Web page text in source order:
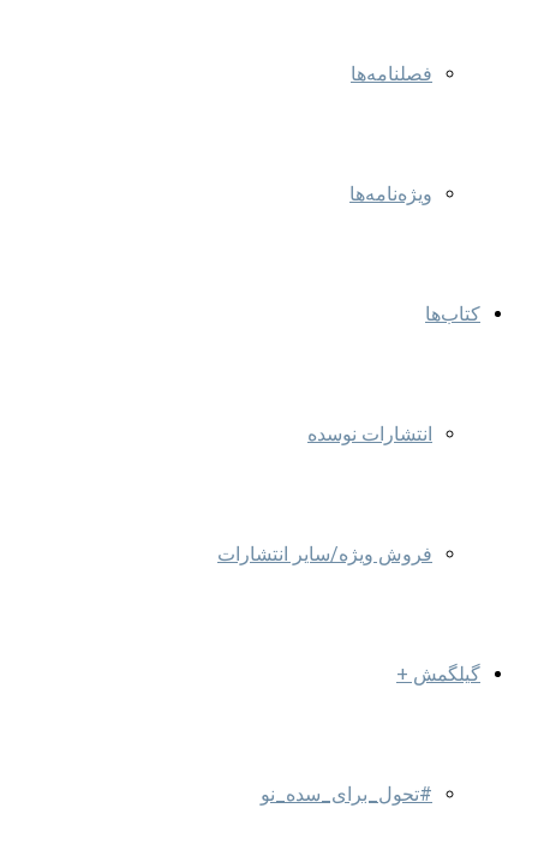
فصلنامه‌ها
ویژه‌نامه‌ها
کتاب‌ها
انتشارات نوسده
فروش ویژه/سایر انتشارات
گیلگمش +
#تحول_برای_سده_نو